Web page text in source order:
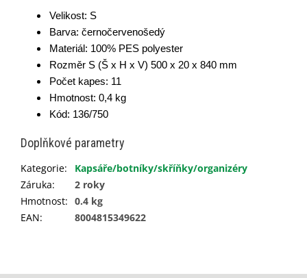
Velikost: S
Barva: černočervenošedý
Materiál: 100% PES polyester
Rozměr S (Š x H x V) 500 x 20 x 840 mm
Počet kapes: 11
Hmotnost: 0,4 kg
Kód: 136/750
Doplňkové parametry
Kategorie:
Kapsáře/botníky/skříňky/organizéry
Záruka:
2 roky
Hmotnost: 0.4 kg
EAN: 8004815349622